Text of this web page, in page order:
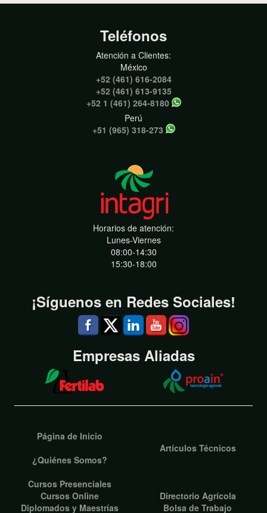
Teléfonos
Atención a Clientes:
México
+52 (461) 616-2084
+52 (461) 613-9135
+52 1 (461) 264-8180
Perú
+51 (965) 318-273
Horarios de atención:
Lunes-Viernes
08:00-14:30
15:30-18:00
¡Síguenos en Redes Sociales!
Empresas Aliadas
Página de Inicio
¿Quiénes Somos?
Artículos Técnicos
Cursos Presenciales
Cursos Online
Diplomados y Maestrías
Directorio Agrícola
Bolsa de Trabajo